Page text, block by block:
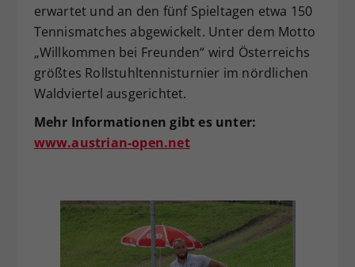
erwartet und an den fünf Spieltagen etwa 150
Tennismatches abgewickelt. Unter dem Motto
„Willkommen bei Freunden“ wird Österreichs
größtes Rollstuhltennisturnier im nördlichen
Waldviertel ausgerichtet.
Mehr Informationen gibt es unter:
www.austrian-open.net